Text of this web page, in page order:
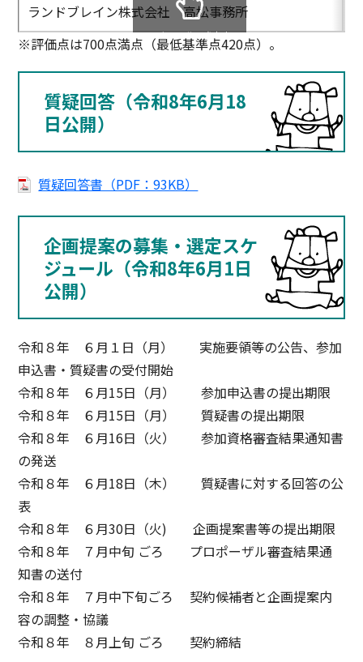
ランドブレイン株式会社 高松事務所
スクロールできます
※評価点は700点満点（最低基準点420点）。
質疑回答（令和8年6月18
日公開）
質疑回答書（PDF：93KB）
企画提案の募集・選定スケ
ジュール（令和8年6月1日
公開）
令和８年 ６月１日（月） 実施要領等の公告、参加
申込書・質疑書の受付開始
令和８年 ６月15日（月） 参加申込書の提出期限
令和８年 ６月15日（月） 質疑書の提出期限
令和８年 ６月16日（火） 参加資格審査結果通知書
の発送
令和８年 ６月18日（木） 質疑書に対する回答の公
表
令和８年 ６月30日（火) 企画提案書等の提出期限
令和８年 ７月中旬 ごろ プロポーザル審査結果通
知書の送付
令和８年 ７月中下旬ごろ 契約候補者と企画提案内
容の調整・協議
令和８年 ８月上旬 ごろ 契約締結